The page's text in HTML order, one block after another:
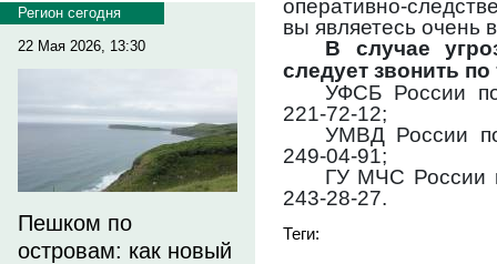
Регион сегодня
22 Мая 2026, 13:30
Пешком по
островам: как новый
оперативно-
вы являетесь очень
В случае
следует звонить
УФСБ России
221-72-12;
УМВД России
249-04-91;
ГУ МЧС России
243-28-27.
Теги: